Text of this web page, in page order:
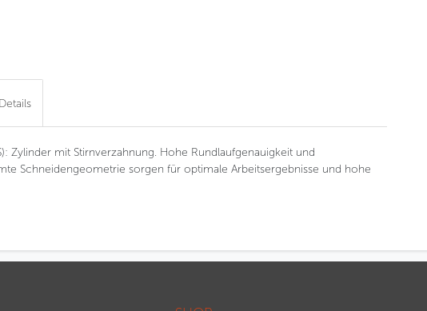
Zylinder mit Stirnverzahnung. Hohe Rundlaufgenauigkeit und
Schneidengeometrie sorgen für optimale Arbeitsergebnisse und hohe